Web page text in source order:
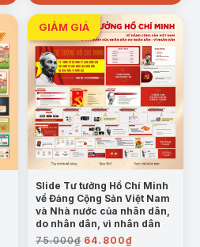
Slide Tư tưởng Hồ Chí Minh
về Đảng Cộng Sản Việt Nam
và Nhà nước của nhân dân,
do nhân dân, vì nhân dân
75.000₫ Giá
64.800₫Giá